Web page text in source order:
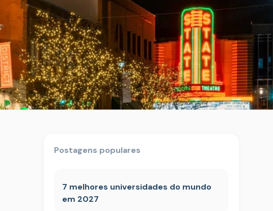
Postagens populares
7 melhores universidades do mundo
em 2027